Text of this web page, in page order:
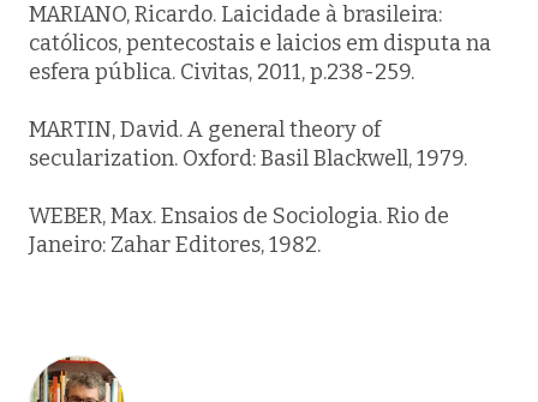
MARIANO, Ricardo. Laicidade à brasileira:
católicos, pentecostais e laicios em disputa na
esfera pública. Civitas, 2011, p.238-259.
MARTIN, David.A general theory of
secularization. Oxford: Basil Blackwell, 1979.
WEBER, Max.Ensaios de Sociologia. Rio de
Janeiro: Zahar Editores, 1982.